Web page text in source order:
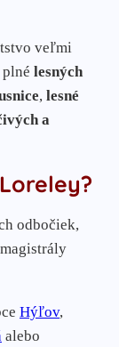
veľmi
plné lesných
, lesné
a
odbočiek,
Hýľov,
alebo